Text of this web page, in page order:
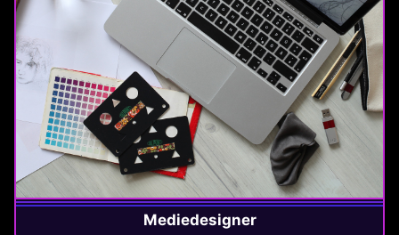
Mediedesigner